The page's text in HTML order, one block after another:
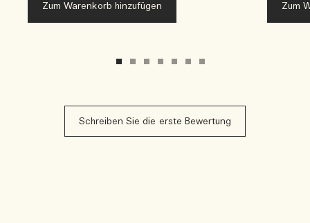
Zum Warenkorb hinzufügen Zum
Schreiben Sie die erste Bewertung